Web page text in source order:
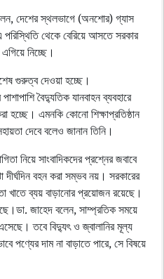
দেশের স্থলভাগে (অনশোর) গ্যাস
থেকে বেরিয়ে আসতে সরকার
নিচ্ছে।
গুরুত্ব দেওয়া হচ্ছে।
বৈদ্যুতিক যানবাহন ব্যবহারে
হচ্ছে। এমনকি কোনো শিক্ষাপ্রতিষ্ঠান
দেবে বলেও জানান তিনি।
নিয়ে সাংবাদিকদের প্রশ্নের জবাবে
দীর্ঘদিন বহন করা সম্ভব নয়। সরকারের
খাতে ব্যয় বাড়ানোর প্রয়োজন রয়েছে।
জাহেদ বলেন, সাম্প্রতিক সময়ে
তবে বিদ্যুৎ ও জ্বালানির মূল্য
দাম না বাড়াতে পারে, সে বিষয়ে